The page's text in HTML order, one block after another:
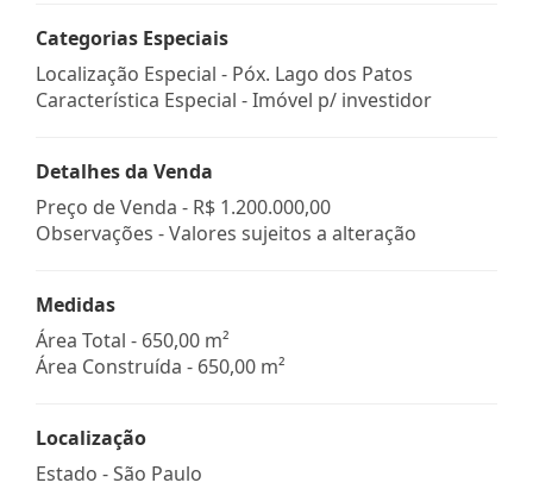
Categorias Especiais
Localização Especial - Póx. Lago dos Patos
Característica Especial - Imóvel p/ investidor
Detalhes da Venda
Preço de Venda - R$ 1.200.000,00
Observações - Valores sujeitos a alteração
Medidas
Área Total - 650,00 m²
Área Construída - 650,00 m²
Localização
Estado -São Paulo